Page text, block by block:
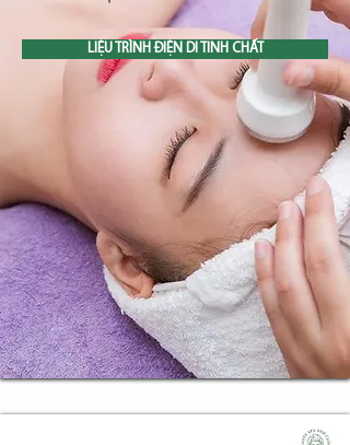
LIỆU TRÌNH ĐIỆN DI TINH CHẤT